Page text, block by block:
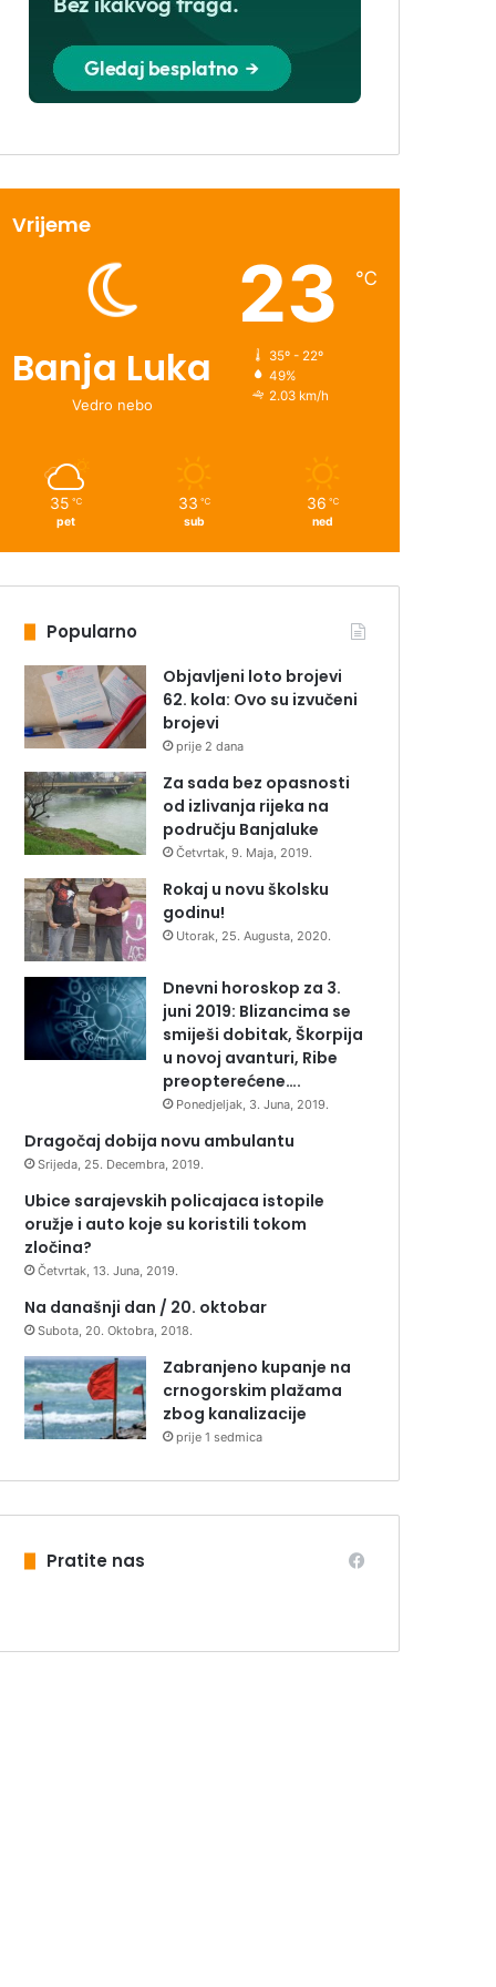
Vrijeme
Banja Luka
Vedro nebo
23 ℃
35º - 22º
49%
2.03 km/h
35 ℃
pet
33 ℃
sub
36 ℃
ned
Popularno
Objavljeni loto brojevi
62. kola: Ovo su izvučeni
brojevi
prije 2 dana
Za sada bez opasnosti
od izlivanja rijeka na
području Banjaluke
Četvrtak, 9. Maja, 2019.
Rokaj u novu školsku
godinu!
Utorak, 25. Augusta, 2020.
Dnevni horoskop za 3.
juni 2019: Blizancima se
smiješi dobitak, Škorpija
u novoj avanturi, Ribe
preopterećene….
Ponedjeljak, 3. Juna, 2019.
Dragočaj dobija novu ambulantu
Srijeda, 25. Decembra, 2019.
Ubice sarajevskih policajaca istopile
oružje i auto koje su koristili tokom
zločina?
Četvrtak, 13. Juna, 2019.
Na današnji dan / 20. oktobar
Subota, 20. Oktobra, 2018.
Zabranjeno kupanje na
crnogorskim plažama
zbog kanalizacije
prije 1 sedmica
Pratite nas